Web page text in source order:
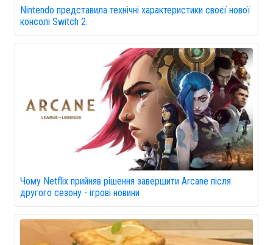
Nintendo представила технічні характеристики своєї нової
консолі Switch 2.
Чому Netflix прийняв рішення завершити Arcane після
другого сезону - ігрові новини